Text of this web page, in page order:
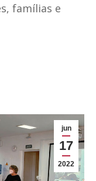
famílias e
jun
17
2022